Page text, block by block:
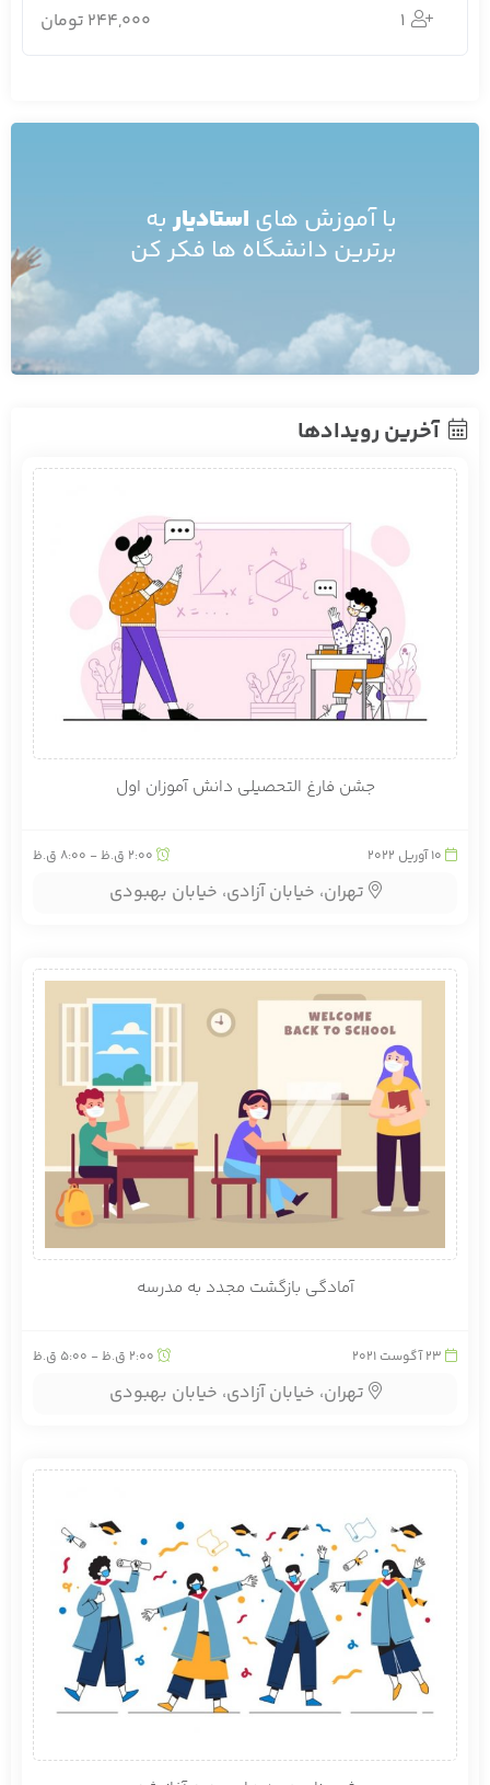
1 244,000 تومان
با آموزش های استادیاربه
برترین دانشگاه ها فکر کن
آخرین رویدادها
جشن فارغ التحصیلی دانش آموزان اول
10 آوریل 2022
تهران، خیابان آزادی، خیابان بهبودی
آمادگی بازگشت مجدد به مدرسه
23 آگوست 2021
تهران، خیابان آزادی، خیابان بهبودی